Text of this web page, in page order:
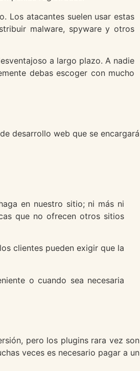
Los atacantes suelen usar estas
malware, spyware y otros
a largo plazo. A nadie
debas escoger con mucho
desarrollo web que se encargará
en nuestro sitio; ni más ni
que no ofrecen otros sitios
clientes pueden exigir que la
o cuando sea necesaria
pero los plugins rara vez son
veces es necesario pagar a un